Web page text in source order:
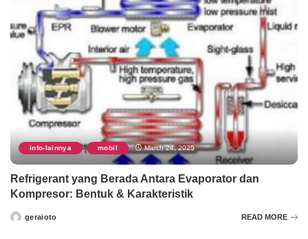
info-lainnya , mobil March 24, 2025
Refrigerant yang Berada Antara Evaporator dan
Kompresor: Bentuk & Karakteristik
Postedgeraioto READ MORE